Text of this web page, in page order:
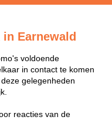
Earnewald
voldoende
in contact te komen
gelegenheden
reacties van de